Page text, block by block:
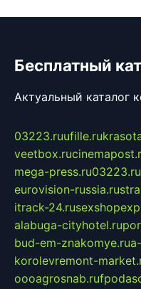
Бесплатный
Актуальный каталог
03223.ruufille.ru
veetbox.ru
mega-press.ru03223.ru
eurovision-russia.ru
itrack-24.ru
alabuga-cityhotel.ru
bud-em-znakomye.ru
korolevremont-
oooagrosnab.ru